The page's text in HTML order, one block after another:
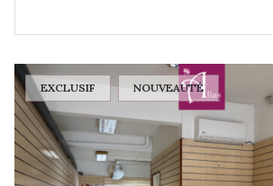
EXCLUSIF NOUVEAUTÉ